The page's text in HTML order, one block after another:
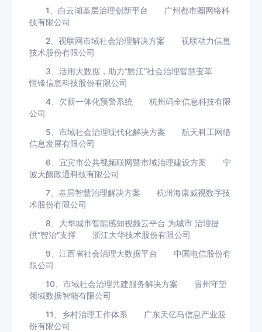
1、白云湖基层治理创新平台 广州都市圈网络科
技有限公司
2、视联网市域社会治理解决方案 视联动力信息
技术股份有限公司
3、活用大数据，助力“黔江”社会治理智慧变革
恒锋信息科技股份有限公司
4、欠薪一体化预警系统 杭州码全信息科技有限
公司
5、市域社会治理现代化解决方案 航天科工网络
信息发展有限公司
6、宜宾市公共视频联网暨市域治理建设方案 宁
波天阙政通科技有限公司
7、基层智慧治理解决方案 杭州海康威视数字技
术股份有限公司
8、大华城市智能感知视频云平台 为城市 治理提
供“智治”支撑 浙江大华技术股份有限公司
9、江西省社会治理大数据平台 中国电信股份有
限公司
10、市域社会治理共建服务解决方案 贵州守望
领域数据智能有限公司
11、乡村治理工作体系 广东天亿马信息产业股
份有限公司